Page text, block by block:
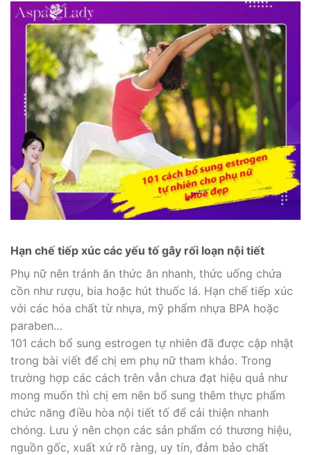
Hạn chế tiếp xúc các yếu tố gây rối loạn nội tiết
Phụ nữ nên tránh ăn thức ăn nhanh, thức uống chứa
cồn như rượu, bia hoặc hút thuốc lá. Hạn chế tiếp xúc
với các hóa chất từ nhựa, mỹ phẩm nhựa BPA hoặc
paraben…
101 cách bổ sung estrogen tự nhiên đã được cập nhật
trong bài viết để chị em phụ nữ tham khảo. Trong
trường hợp các cách trên vẫn chưa đạt hiệu quả như
mong muốn thì chị em nên bổ sung thêm thực phẩm
chức năng điều hòa nội tiết tố để cải thiện nhanh
chóng. Lưu ý nên chọn các sản phẩm có thương hiệu,
nguồn gốc, xuất xứ rõ ràng, uy tín, đảm bảo chất